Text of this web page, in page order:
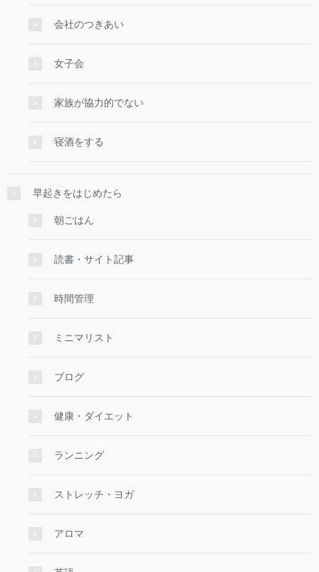
会社のつきあい
女子会
家族が協力的でない
寝酒をする
早起きをはじめたら
朝ごはん
読書・サイト記事
時間管理
ミニマリスト
ブログ
健康・ダイエット
ランニング
ストレッチ・ヨガ
アロマ